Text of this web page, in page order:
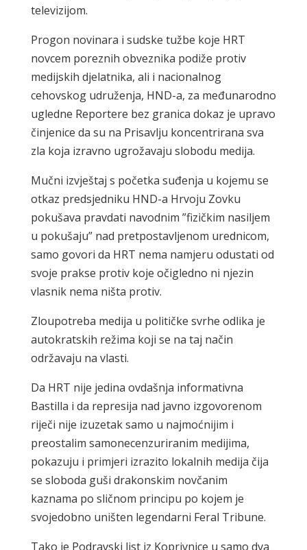
televizijom.
Progon novinara i sudske tužbe koje HRT
novcem poreznih obveznika podiže protiv
medijskih djelatnika, ali i nacionalnog
cehovskog udruženja, HND-a, za međunarodno
ugledne Reportere bez granica dokaz je upravo
činjenice da su na Prisavlju koncentrirana sva
zla koja izravno ugrožavaju slobodu medija.
Mučni izvještaj s početka suđenja u kojemu se
otkaz predsjedniku HND-a Hrvoju Zovku
pokušava pravdati navodnim ”fizičkim nasiljem
u pokušaju” nad pretpostavljenom urednicom,
samo govori da HRT nema namjeru odustati od
svoje prakse protiv koje očigledno ni njezin
vlasnik nema ništa protiv.
Zloupotreba medija u političke svrhe odlika je
autokratskih režima koji se na taj način
održavaju na vlasti.
Da HRT nije jedina ovdašnja informativna
Bastilla i da represija nad javno izgovorenom
riječi nije izuzetak samo u najmoćnijim i
preostalim samonecenzuriranim medijima,
pokazuju i primjeri izrazito lokalnih medija čija
se sloboda guši drakonskim novčanim
kaznama po sličnom principu po kojem je
svojedobno uništen legendarni Feral Tribune.
Tako je Podravski list iz Koprivnice u samo dva